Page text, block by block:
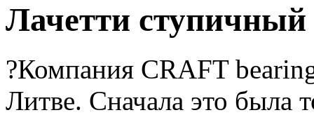
Лачетти
?Компания CRAFT
Литве. Сначала это была